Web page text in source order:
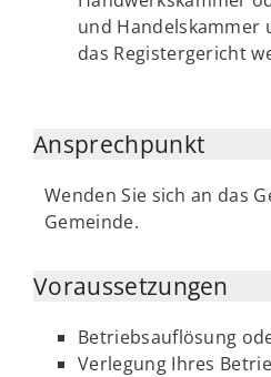
und Handelskammer
das Registergericht
Ansprechpunkt
Wenden Sie sich an das
Gemeinde.
Voraussetzungen
Betriebsauflösung
Verlegung Ihres